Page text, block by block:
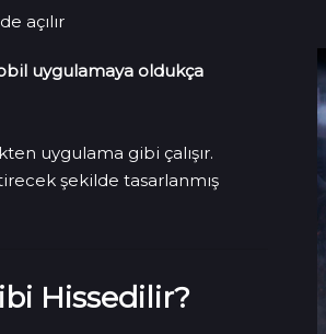
açılır
uygulamaya oldukça
uygulama gibi çalışır.
şekilde tasarlanmış
Hissedilir?